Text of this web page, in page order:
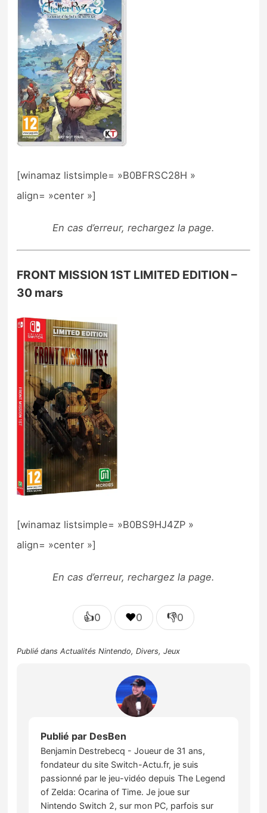
[winamaz listsimple= »B0BFRSC28H »
align= »center »]
En cas d’erreur, rechargez la page.
FRONT MISSION 1ST LIMITED EDITION –
30 mars
[winamaz listsimple= »B0BS9HJ4ZP »
align= »center »]
En cas d’erreur, rechargez la page.
👍0 ❤️0 👎0
Publié dansActualités Nintendo,Divers,Jeux
Publié par DesBen
Benjamin Destrebecq - Joueur de 31 ans,
fondateur du site Switch-Actu.fr, je suis
passionné par le jeu-vidéo depuis The Legend
of Zelda: Ocarina of Time. Je joue sur
Nintendo Switch 2, sur mon PC, parfois sur